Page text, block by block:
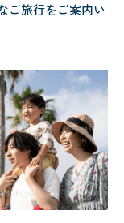
ご旅行をご案内い